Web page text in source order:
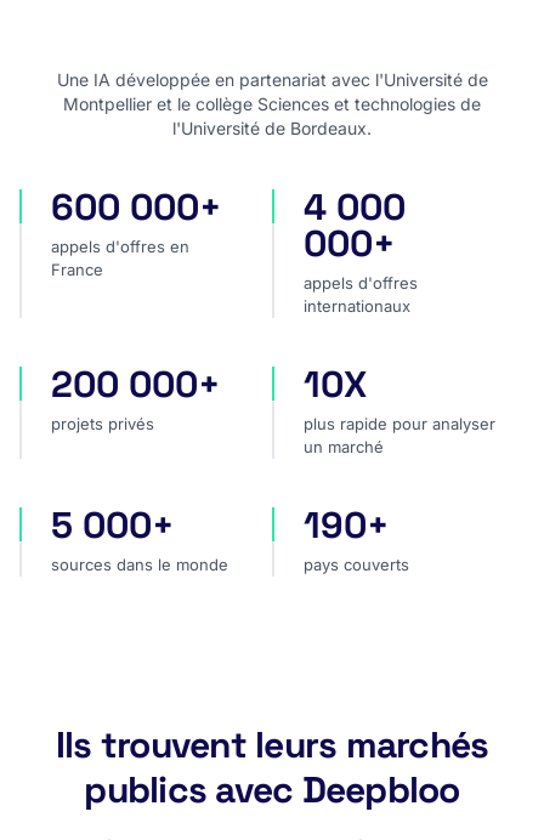
Une IA développée en partenariat avec l'Université de
Montpellier et le collège Sciences et technologies de
l'Université de Bordeaux.
appels d'offres en France
600 000+
appels d'offres en
France
appels d'offres
4 000
000+
appels d'offres
internationaux
projets privés
200 000+
projets privés
plus rapide pour analyser
10X
plus rapide pour analyser
un marché
sources dans le monde
5 000+
sources dans le monde
pays couverts
190+
pays couverts
Ils trouvent leurs marchés
publics avec Deepbloo